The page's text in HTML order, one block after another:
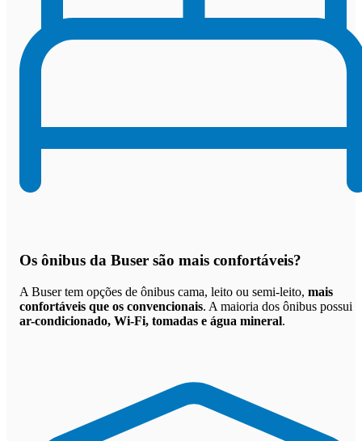
Os ônibus da Buser são mais confortáveis?
A Buser tem opções de ônibus cama, leito ou semi-leito, mais
confortáveis que os convencionais. A maioria dos ônibus possui
ar-condicionado, Wi-Fi, tomadas e água mineral.